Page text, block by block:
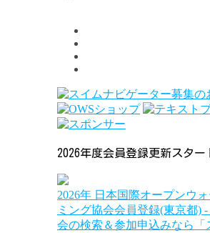
2026年度会員登録更新スタ
2026年 日本国際オープンウ
ミング協会会員登録(東京都)
会の検索＆参加申込みなら「